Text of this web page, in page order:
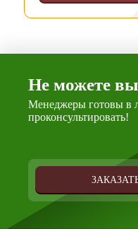
Не можете
Менеджеры готовы в
проконсультировать!